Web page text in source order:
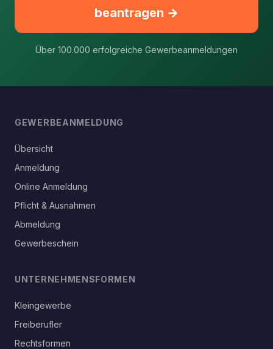
beantragen →
Über 100.000 erfolgreiche Gewerbeanmeldungen
GEWERBEANMELDUNG
Übersicht
Anmeldung
Online Anmeldung
Pflicht & Ausnahmen
Abmeldung
Gewerbeschein
UNTERNEHMENSFORMEN
Kleingewerbe
Freiberufler
Rechtsformen